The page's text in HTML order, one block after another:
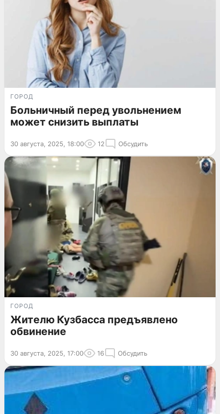
ГОРОД
Больничный перед увольнением
может снизить выплаты
30 августа, 2025, 18:00 12 Обсудить
ГОРОД
Жителю Кузбасса предъявлено
обвинение
30 августа, 2025, 17:00 16 Обсудить